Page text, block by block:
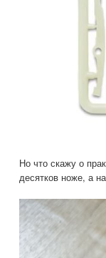
Но что скажу о
десятков ноже, а